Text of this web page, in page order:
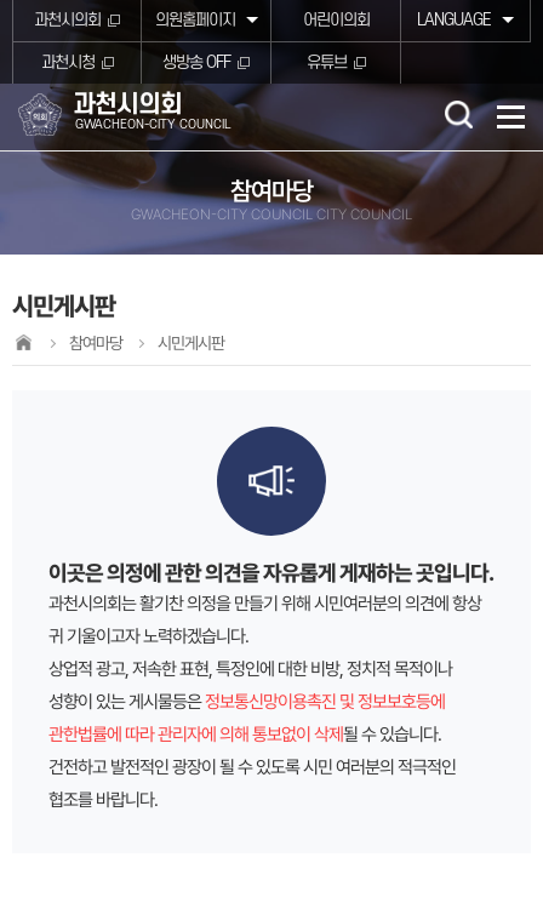
본문바로가기
과천시의회 의원홈페이지 어린이의회 LANGUAGE
과천시청 생방송 OFF 유튜브
과천시의회
GWACHEON-CITY COUNCIL
참여마당
GWACHEON-CITY COUNCIL CITY COUNCIL
시민게시판
참여마당 시민게시판
이곳은 의정에 관한 의견을 자유롭게 게재하는 곳입니다.
과천시의회는 활기찬 의정을 만들기 위해 시민여러분의 의견에 항상
귀 기울이고자 노력하겠습니다.
상업적 광고, 저속한 표현, 특정인에 대한 비방, 정치적 목적이나
성향이 있는 게시물등은정보통신망이용촉진 및 정보보호등에
관한법률에 따라 관리자에 의해 통보없이 삭제될 수 있습니다.
건전하고 발전적인 광장이 될 수 있도록 시민 여러분의 적극적인
협조를 바랍니다.